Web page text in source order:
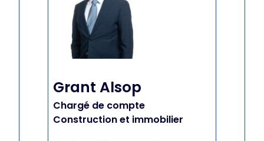
Grant Alsop
Chargé de compte
Construction et immobilier